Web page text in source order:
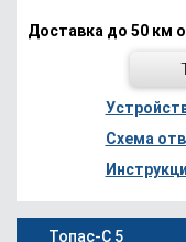
Доставка до 50 км
Схема
Топас-С 5